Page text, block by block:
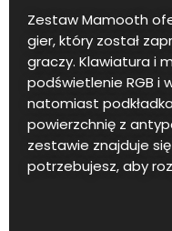
Zestaw Mamooth
gier, który został
graczy. Klawiatura i
podświetlenie RGB i
natomiast
powierzchnię z
zestawie znajduje
potrzebujesz, aby